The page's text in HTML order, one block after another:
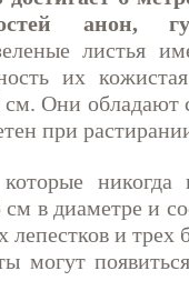
анон,
листья
их
см. Они обладают
при
никогда
в диаметре и
лепестков и трех
могут